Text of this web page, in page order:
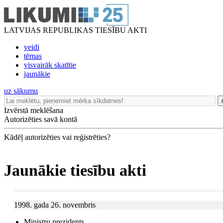
LATVIJAS REPUBLIKAS TIESĪBU AKTI
veidi
tēmas
visvairāk skatītie
jaunākie
uz sākumu
Izvērstā meklēšana
Autorizēties savā kontā
Kādēļ autorizēties vai reģistrēties?
Jaunākie tiesību akti
1998. gada 26. novembris